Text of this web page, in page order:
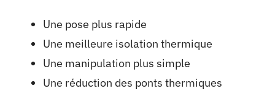
Une pose plus rapide
Une meilleure isolation thermique
Une manipulation plus simple
Une réduction des ponts thermiques